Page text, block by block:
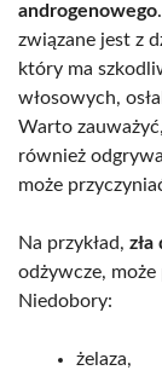
androgenowego
związane jest z
który ma
włosowych,
Warto
również
może
Na przykład, zła
odżywcze,
Niedobory:
żelaza,